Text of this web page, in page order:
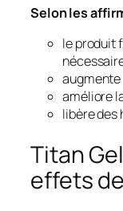
Selon les
le produit
augmente
améliore
libère des
Titan
effets